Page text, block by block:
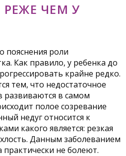
ЧЕМ У
пояснения роли
Как правило, у ребенка до
крайне редко.
тем, что недостаточное
развиваются в самом
полое созревание
недуг относится к
какого является: резкая
Данным заболеванием
практически не болеют.